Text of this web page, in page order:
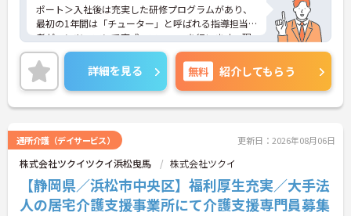
・夜勤明けの翌日は原則としてお休みとなるシフト
編成が組まれており、しっかりと休息を取りながら
長期的な就業が可能です
＜評価制度でキャリアアップ＞
・介護福祉士や初任者研修などの資格や実務経験、
夜勤回数がしっかりと給与に反映されるためモチベ
ーションを維持できます
キャリア形成が可能です
ポート＞入社後は充実した研修プログラムがあり、
最初の1年間は「チューター」と呼ばれる指導担当
者がマンツーマンで育成・フォローを行います。現
場ではベテランのサービス提供責任者があなたをバ
ックアップするので、困ったことがあればすぐに相
談できます。焦らずじっくりとスキルを身につけて
いける温かい環境です。
＜助け合いが自然に生まれる、明るい職場です＞ス
とても明るく関係性の良い事業所です。ワークライ
フバランスを重視しているためお休みが取りやす
く、仕事だけでなくプライベートも大切にできる環
境です。また充実した福利厚生なども魅力♪安定し
た待遇の中で、モチベーション高くお仕事に取り組
めます。
詳細を見る 無料 紹介してもらう
通所介護（デイサービス） 更新日：2026年08月06日
株式会社ツクイツクイ浜松曳馬 株式会社ツクイ
【静岡県／浜松市中央区】福利厚生充実／大手法
人の居宅介護支援事業所にて介護支援専門員募集